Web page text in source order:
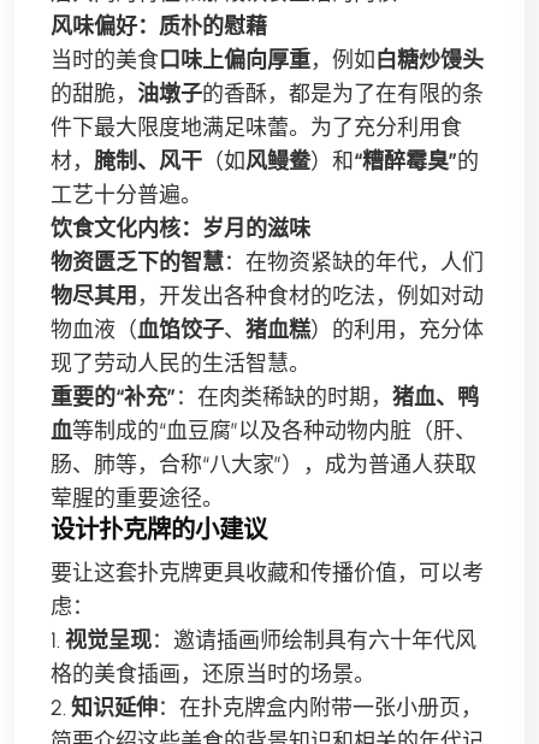
风味偏好：质朴的慰藉
当时的美食口味上偏向厚重，例如白糖炒馒头
的甜脆， 油墩子的香酥，都是为了在有限的条
件下最大限度地满足味蕾。为了充分利用食
材， 腌制、风干 （如风鳗鲞）和“糟醉霉臭”的
工艺十分普遍。
饮食文化内核：岁月的滋味
物资匮乏下的智慧：在物资紧缺的年代，人们
物尽其用 ，开发出各种食材的吃法，例如对动
物血液（血馅饺子、 猪血糕）的利用，充分体
现了劳动人民的生活智慧。
重要的“补充”：在肉类稀缺的时期， 猪血、鸭
血等制成的“血豆腐”以及各种动物内脏（肝、
肠、肺等，合称“八大家”），成为普通人获取
荤腥的重要途径。
设计扑克牌的小建议
要让这套扑克牌更具收藏和传播价值，可以考
虑：
1. 视觉呈现：邀请插画师绘制具有六十年代风
格的美食插画，还原当时的场景。
2. 知识延伸：在扑克牌盒内附带一张小册页，